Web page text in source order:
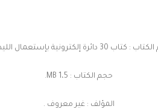
30 دائرة إلكترونية بإستعمال الليدات .
حجم الكتاب : 1،5 MB.
المؤلف : غير معروف .